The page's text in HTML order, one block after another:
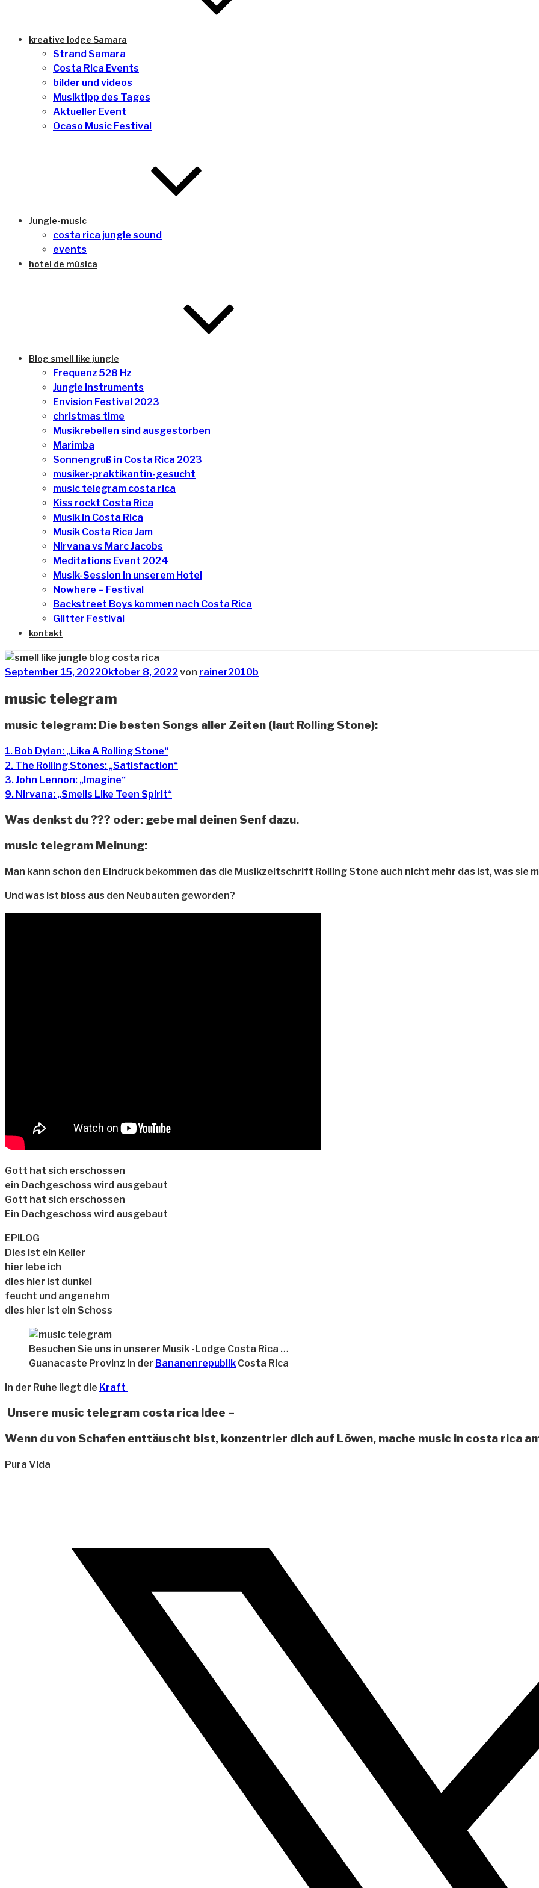
kreative lodge Samara
Strand Samara
Costa Rica Events
bilder und videos
Musiktipp des Tages
Aktueller Event
Ocaso Music Festival
Jungle-music
costa rica jungle sound
events
hotel de música
Blog smell like jungle
Frequenz 528 Hz
Jungle Instruments
Envision Festival 2023
christmas time
Musikrebellen sind ausgestorben
Marimba
Sonnengruß in Costa Rica 2023
musiker-praktikantin-gesucht
music telegram costa rica
Kiss rockt Costa Rica
Musik in Costa Rica
Musik Costa Rica Jam
Nirvana vs Marc Jacobs
Meditations Event 2024
Musik-Session in unserem Hotel
Nowhere – Festival
Backstreet Boys kommen nach Costa Rica
Glitter Festival
kontakt
Veröffentlicht
September 15, 2022Oktober 8, 2022von rainer2010b
music telegram
music telegram: Die besten Songs aller Zeiten (laut Rolling Stone):
1. Bob Dylan: „Lika A Rolling Stone“
2. The Rolling Stones: „Satisfaction“
3. John Lennon: „Imagine“
9. Nirvana: „Smells Like Teen Spirit“
Was denkst du ??? oder: gebe mal deinen Senf dazu.
music telegram Meinung:
Man kann schon den Eindruck bekommen das die Musikzeitschrift Rolling Stone auch nicht mehr das ist, was sie
Und was ist bloss aus den Neubauten geworden?
Gott hat sich erschossen
ein Dachgeschoss wird ausgebaut
Gott hat sich erschossen
Ein Dachgeschoss wird ausgebaut
EPILOG
Dies ist ein Keller
hier lebe ich
dies hier ist dunkel
feucht und angenehm
dies hier ist ein Schoss
Besuchen Sie uns in unserer Musik -Lodge Costa Rica …
Guanacaste Provinz in der Bananenrepublik Costa Rica
In der Ruhe liegt die Kraft
Unsere music telegram costa rica Idee –
Wenn du von Schafen enttäuscht bist, konzentrier dich auf Löwen, mache music in costa rica
Pura Vida